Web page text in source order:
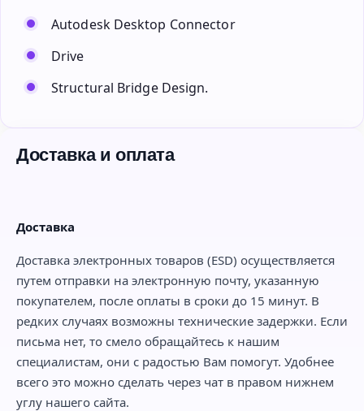
Autodesk Desktop Connector
Drive
Structural Bridge Design.
Доставка и оплата
Доставка
Доставка электронных товаров (ESD) осуществляется
путем отправки на электронную почту, указанную
покупателем, после оплаты в сроки до 15 минут. В
редких случаях возможны технические задержки. Если
письма нет, то смело обращайтесь к нашим
специалистам, они с радостью Вам помогут. Удобнее
всего это можно сделать через чат в правом нижнем
углу нашего сайта.